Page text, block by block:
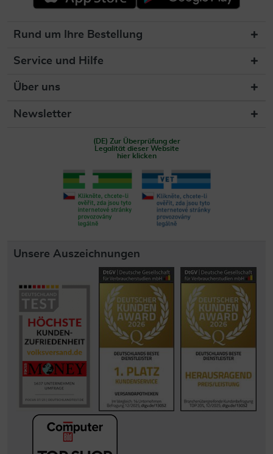
Rund um Ihre Bestellung
Service und Hilfe
Über uns
Newsletter
(DE) Zur Überprüfung der
Legalität dieser Website
hier klicken
Unsere Auszeichnungen